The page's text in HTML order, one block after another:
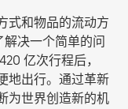
式和物品的流动方
决一个简单的问
亿次行程后，
地出行。通过革新
为世界创造新的机